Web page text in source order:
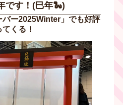
です！(巳年🐍)
バー2025Winter」でも好評
くる！